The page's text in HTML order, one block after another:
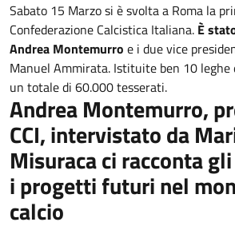
Sabato 15 Marzo si è svolta a Roma la
Confederazione Calcistica Italiana. È
Andrea Montemurro e i due vice
Manuel Ammirata. Istituite ben 10
un totale di 60.000 tesserati.
Andrea Montemurro,
CCI, intervistato da
Misuraca ci racconta
i progetti futuri nel
calcio